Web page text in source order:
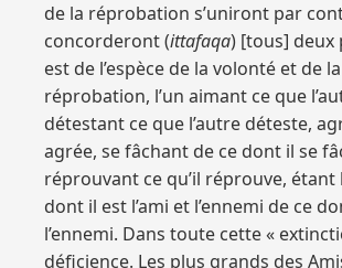
de la réprobation s’uniront par
concorderont (ittafaqa) [tous] deux
est de l’espèce de la volonté et de la
réprobation, l’un aimant ce que
détestant ce que l’autre déteste,
agrée, se fâchant de ce dont il se
réprouvant ce qu’il réprouve, étant
dont il est l’ami et l’ennemi de ce
l’ennemi. Dans toute cette «
déficience. Les plus grands des